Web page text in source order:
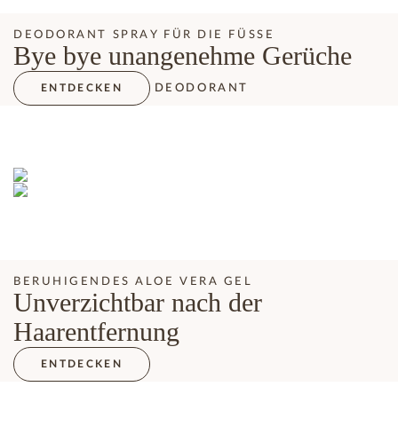
DEODORANT SPRAY FÜR DIE FÜSSE
Bye bye unangenehme Gerüche
ENTDECKEN DEODORANT
BERUHIGENDES ALOE VERA GEL
Unverzichtbar nach der
Haarentfernung
ENTDECKEN